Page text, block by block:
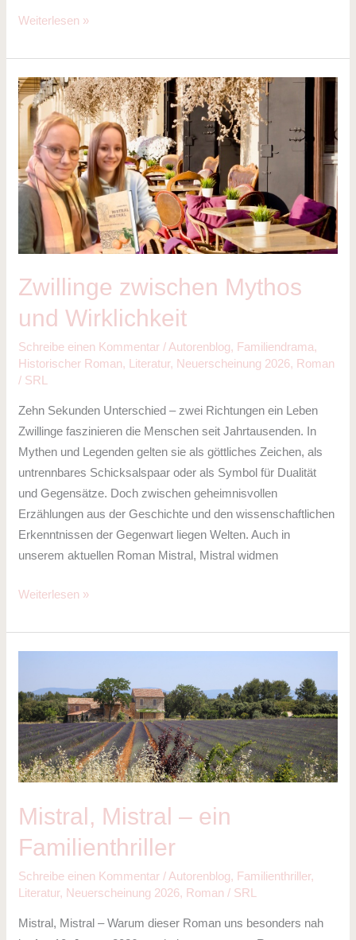
Weiterlesen »
Zwillinge zwischen Mythos
und Wirklichkeit
Schreibe einen Kommentar / Autorenblog, Familiendrama,
Historischer Roman, Literatur, Neuerscheinung 2026, Roman
/ SRL
Zehn Sekunden Unterschied – zwei Richtungen ein Leben
Zwillinge faszinieren die Menschen seit Jahrtausenden. In
Mythen und Legenden gelten sie als göttliches Zeichen, als
untrennbares Schicksalspaar oder als Symbol für Dualität
und Gegensätze. Doch zwischen geheimnisvollen
Erzählungen aus der Geschichte und den wissenschaftlichen
Erkenntnissen der Gegenwart liegen Welten. Auch in
unserem aktuellen Roman Mistral, Mistral widmen
Zwillinge
zwischen
Mythos
und
Wirklichkeit
Weiterlesen »
Mistral, Mistral – ein
Familienthriller
Schreibe einen Kommentar / Autorenblog, Familienthriller,
Literatur, Neuerscheinung 2026, Roman / SRL
Mistral, Mistral – Warum dieser Roman uns besonders nah
–
ein
Familienthriller